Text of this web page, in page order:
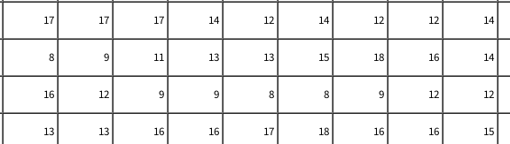
17 17 17 14 12 14 12 12
14
8 9 11 13 13 15 18 16
14
16 12 9 9 8 8 9 12
12
13 13 16 16 17 18 16 16
15